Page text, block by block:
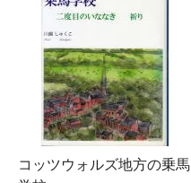
コッツウォルズ地方の乗馬